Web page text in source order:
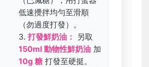
低速攪拌均勻至滑順
（勿過度打發）。
3. 打發鮮奶油：
另取
150ml 動物性鮮奶油 加
10g 糖 打發至硬挺。